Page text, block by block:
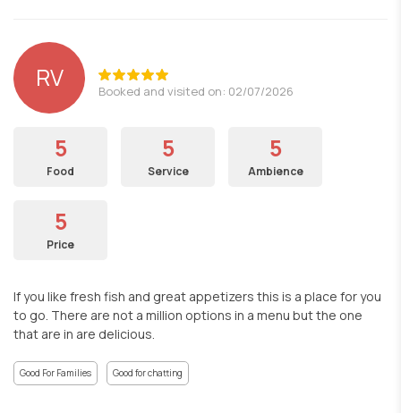
RV Booked and visited on: 02/07/2026
5
Food
5
Service
5
Ambience
5
Price
If you like fresh fish and great appetizers this is a place for you
to go. There are not a million options in a menu but the one
that are in are delicious.
Good For Families Good for chatting